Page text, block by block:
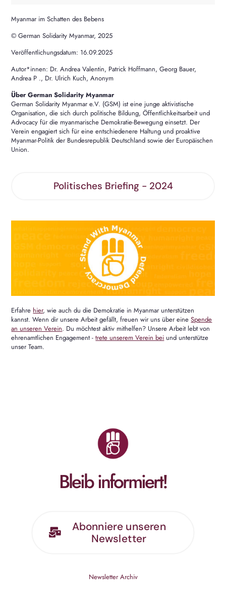
Myanmar im Schatten des Bebens
© German Solidarity Myanmar, 2025
Veröffentlichungsdatum: 16.09.2025
Autor*innen: Dr. Andrea Valentin, Patrick Hoffmann, Georg Bauer,
Andrea P ., Dr. Ulrich Kuch, Anonym
Über German Solidarity Myanmar
German Solidarity Myanmar e.V. (GSM) ist eine junge aktivistische
Organisation, die sich durch politische Bildung, Öffentlichkeitsarbeit und
Advocacy für die myanmarische Demokratie-Bewegung einsetzt. Der
Verein engagiert sich für eine entschiedenere Haltung und proaktive
Myanmar-Politik der Bundesrepublik Deutschland sowie der Europäischen
Union.
Politisches Briefing - 2024
Erfahre hier, wie auch du die Demokratie in Myanmar unterstützen
kannst. Wenn dir unsere Arbeit gefällt, freuen wir uns über eineSpende
an unseren Verein. Du möchtest aktiv mithelfen? Unsere Arbeit lebt von
ehrenamtlichen Engagement -trete unserem Verein bei und unterstütze
unser Team.
Bleib informiert!
Abonniere unseren
Newsletter
Newsletter Archiv